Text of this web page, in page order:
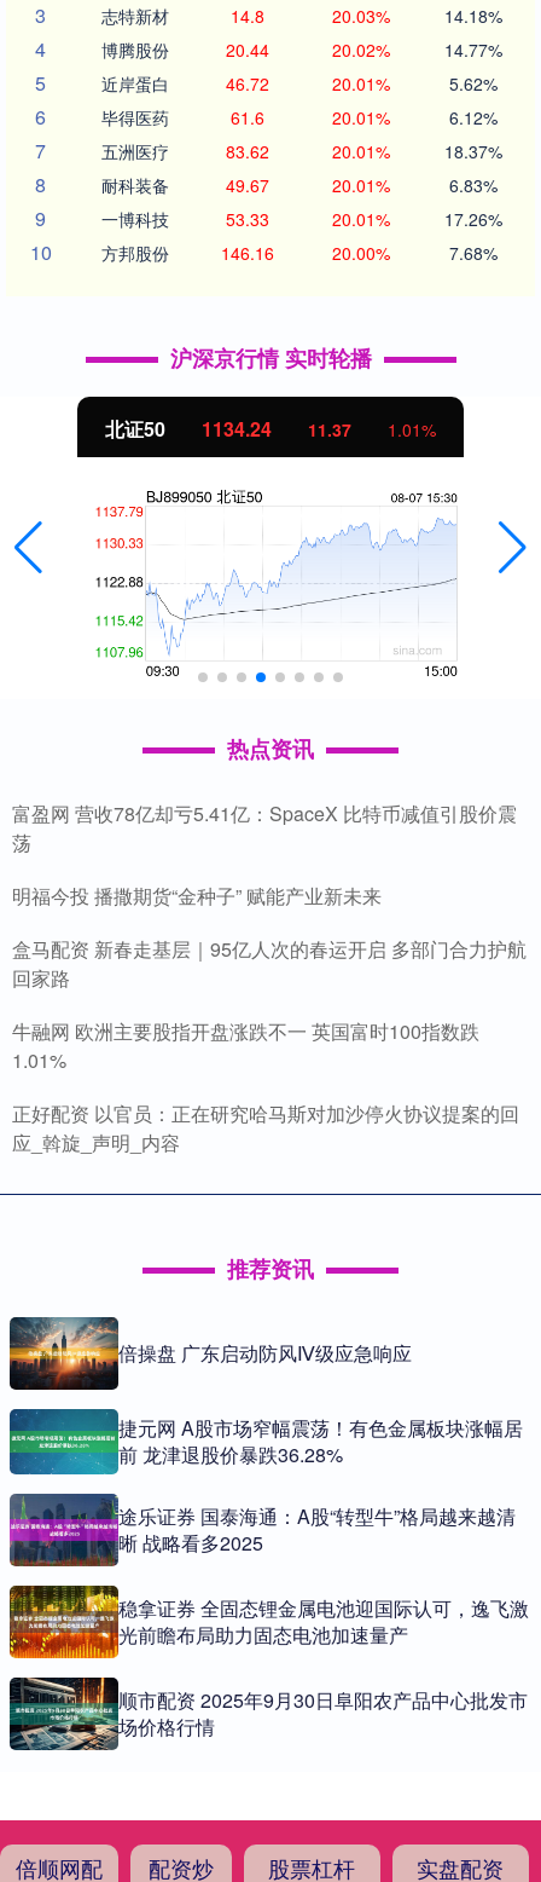
3 志特新材 14.8 20.03% 14.18%
4 博腾股份 20.44 20.02% 14.77%
5 近岸蛋白 46.72 20.01% 5.62%
6 毕得医药 61.6 20.01% 6.12%
7 五洲医疗 83.62 20.01% 18.37%
8 耐科装备 49.67 20.01% 6.83%
9 一博科技 53.33 20.01% 17.26%
10 方邦股份 146.16 20.00% 7.68%
沪深京行情 实时轮播
北证50 1134.24 11.37 1.01%
热点资讯
富盈网 营收78亿却亏5.41亿：SpaceX 比特币减值引股价震
荡
明福今投 播撒期货“金种子” 赋能产业新未来
盒马配资 新春走基层｜95亿人次的春运开启 多部门合力护航
回家路
牛融网 欧洲主要股指开盘涨跌不一 英国富时100指数跌
1.01%
正好配资 以官员：正在研究哈马斯对加沙停火协议提案的回
应_斡旋_声明_内容
推荐资讯
倍操盘 广东启动防风Ⅳ级应急响应
捷元网 A股市场窄幅震荡！有色金属板块涨幅居
前 龙津退股价暴跌36.28%
途乐证券 国泰海通：A股“转型牛”格局越来越清
晰 战略看多2025
稳拿证券 全固态锂金属电池迎国际认可，逸飞激
光前瞻布局助力固态电池加速量产
顺市配资 2025年9月30日阜阳农产品中心批发市
场价格行情
倍顺网配 配资炒 股票杠杆 实盘配资